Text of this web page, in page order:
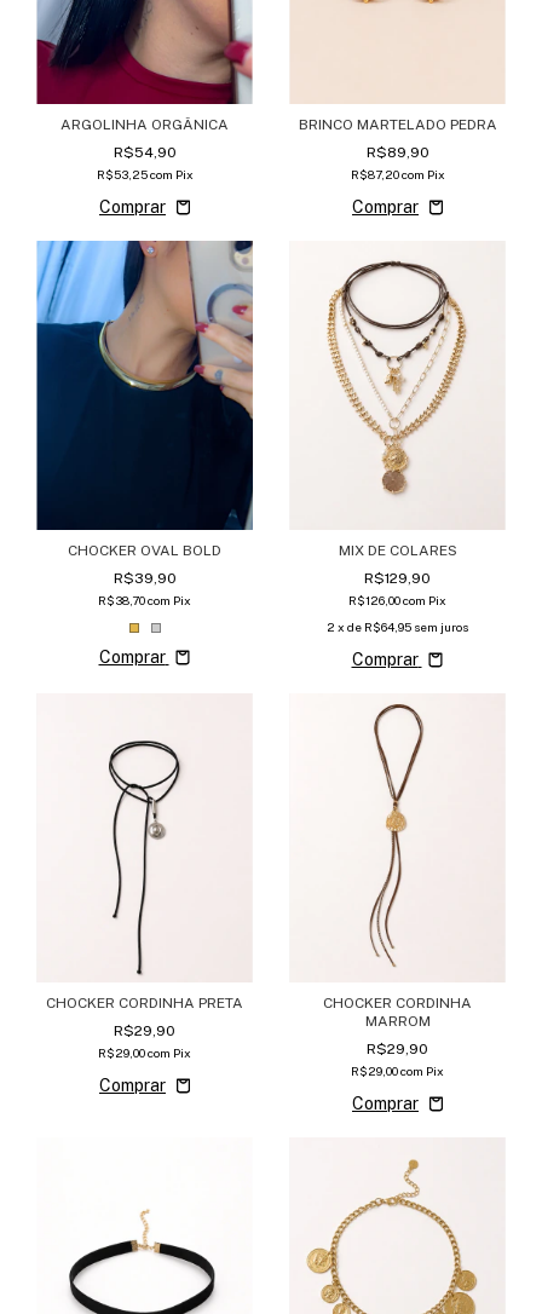
ARGOLINHA ORGÂNICA
R$54,90
R$53,25com Pix
BRINCO MARTELADO PEDRA
R$89,90
R$87,20com Pix
CHOCKER OVAL BOLD
R$39,90
R$38,70com Pix
Comprar
MIX DE COLARES
R$129,90
R$126,00com Pix
2 x de R$64,95 sem juros
Comprar
CHOCKER CORDINHA PRETA
R$29,90
R$29,00com Pix
CHOCKER CORDINHA
MARROM
R$29,90
R$29,00com Pix